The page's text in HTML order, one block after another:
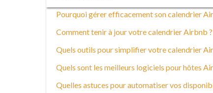
Pourquoi gérer efficacement son calendrier
Comment tenir à jour votre calendrier Airbnb ?
Quels outils pour simplifier votre calendrier
Quels sont les meilleurs logiciels pour hôtes
Quelles astuces pour automatiser vos